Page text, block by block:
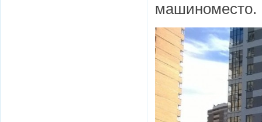
машиноместо.